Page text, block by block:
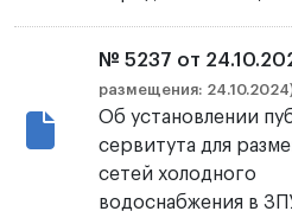
№ 5237 от
размещения:
Об установлении
сервитута для
сетей холодного
водоснабжения в